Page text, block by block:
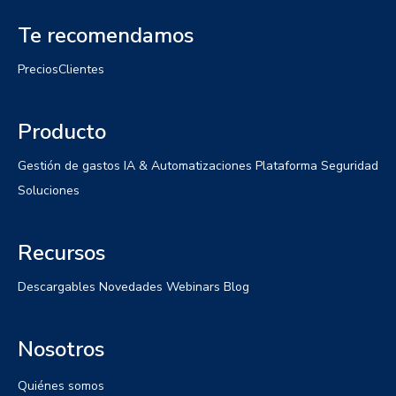
Te recomendamos
PreciosClientes
Producto
Gestión de gastos IA & Automatizaciones Plataforma Seguridad
Soluciones
Recursos
Descargables Novedades Webinars Blog
Nosotros
Quiénes somos